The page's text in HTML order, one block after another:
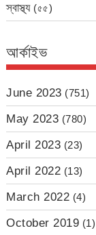
স্বাস্থ্য(৫৫)
আর্কাইভ
June 2023 (751)
May 2023 (780)
April 2023 (23)
April 2022 (13)
March 2022 (4)
October 2019 (1)